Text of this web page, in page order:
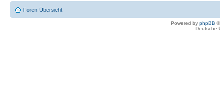
Foren-Übersicht
Powered by phpBB
Deutsche